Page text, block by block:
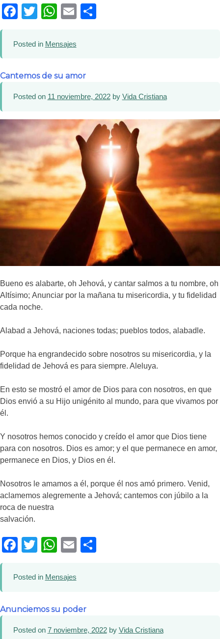
Facebook
TwitterWhatsApp
Email
Posted in Mensajes
Cantemos de su amor
Posted on 11 noviembre, 2022by Vida Cristiana
Bueno es alabarte, oh Jehová, y cantar salmos a tu nombre, oh
Altísimo; Anunciar por la mañana tu misericordia, y tu fidelidad
cada noche.
Alabad a Jehová, naciones todas; pueblos todos, alabadle.
Porque ha engrandecido sobre nosotros su misericordia, y la
fidelidad de Jehová es para siempre. Aleluya.
En esto se mostró el amor de Dios para con nosotros, en que
Dios envió a su Hijo unigénito al mundo, para que vivamos por
él.
Y nosotros hemos conocido y creído el amor que Dios tiene
para con nosotros. Dios es amor; y el que permanece en amor,
permanece en Dios, y Dios en él.
Nosotros le amamos a él, porque él nos amó primero. Venid,
aclamemos alegremente a Jehová; cantemos con júbilo a la
roca de nuestra
salvación.
Facebook
TwitterWhatsApp
Email
Posted in Mensajes
Anunciemos su poder
Posted on 7 noviembre, 2022by Vida Cristiana